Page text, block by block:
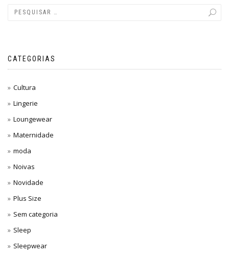
CATEGORIAS
Cultura
Lingerie
Loungewear
Maternidade
moda
Noivas
Novidade
Plus Size
Sem categoria
Sleep
Sleepwear